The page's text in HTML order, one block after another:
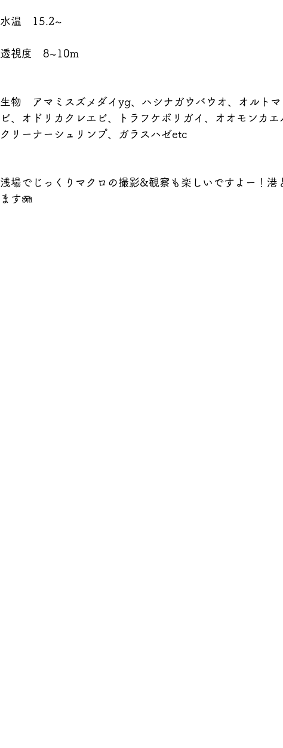
水温　15.2~
透視度　8~10m
生物　アマミスズメダイyg、ハシナガウバウオ、オルト
ビ、オドリカクレエビ、トラフケボリガイ、オオモンカ
クリーナーシュリンプ、ガラスハゼetc
浅場でじっくりマクロの撮影&観察も楽しいですよー！港
ます🪼